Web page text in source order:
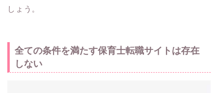
しょう。
全ての条件を満たす保育士転職サイトは存在
しない